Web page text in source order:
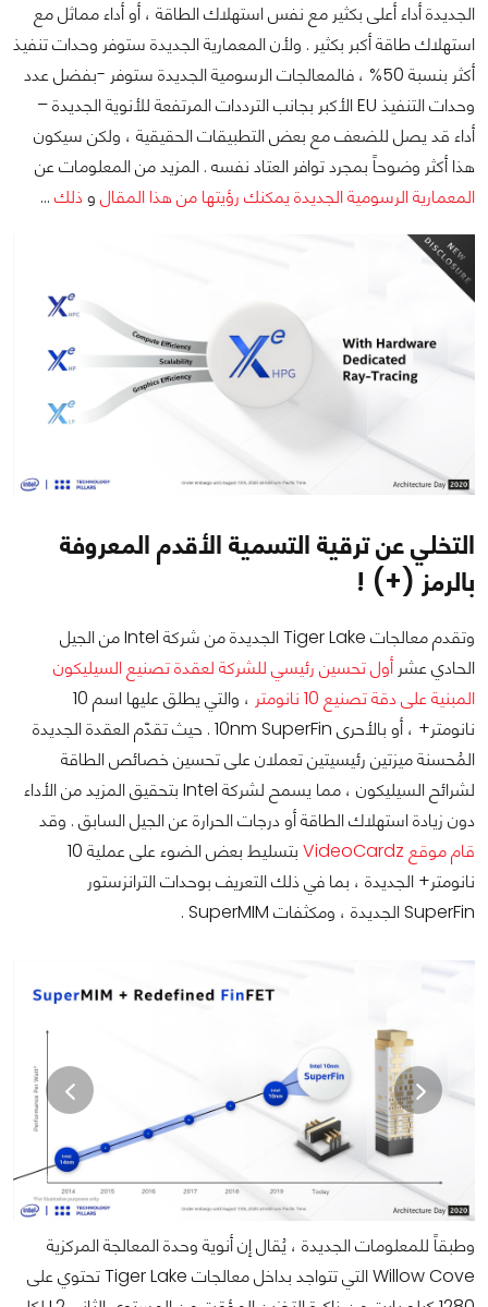
الجديدة أداء أعلى بكثير مع نفس استهلاك الطاقة ، أو أداء مماثل مع
استهلاك طاقة أكبر بكثير . ولأن المعمارية الجديدة ستوفر وحدات تنفيذ
أكثر بنسبة 50% ، فالمعالجات الرسومية الجديدة ستوفر -بفضل عدد
وحدات التنفيذ EU الأكبر بجانب الترددات المرتفعة للأنوية الجديدة –
أداء قد يصل للضعف مع بعض التطبيقات الحقيقية ، ولكن سيكون
هذا أكثر وضوحاً بمجرد توافر العتاد نفسه . المزيد من المعلومات عن
المعمارية الرسومية الجديدة يمكنك رؤيتها من هذا المقال وذلك ...
التخلي عن ترقية التسمية الأقدم المعروفة
بالرمز (+) !
وتقدم معالجات Tiger Lake الجديدة من شركة Intel من الجيل
الحادي عشر أول تحسين رئيسي للشركة لعقدة تصنيع السيليكون
المبنية على دقة تصنيع 10 نانومتر
، والتي يطلق عليها اسم 10
نانومتر+ ، أو بالأحرى 10nm SuperFin . حيث تقدّم العقدة الجديدة
المُحسنة ميزتين رئيسيتين تعملان على تحسين خصائص الطاقة
لشرائح السيليكون ، مما يسمح لشركة Intel بتحقيق المزيد من الأداء
دون زيادة استهلاك الطاقة أو درجات الحرارة عن الجيل السابق . وقد
قام موقع VideoCardz
بتسليط بعض الضوء على عملية 10
نانومتر+ الجديدة ، بما في ذلك التعريف بوحدات الترانزستور
SuperFin الجديدة ، ومكثفات SuperMIM .
وطبقاً للمعلومات الجديدة ، يُقال إن أنوية وحدة المعالجة المركزية
Willow Cove التي تتواجد بداخل معالجات Tiger Lake تحتوي على